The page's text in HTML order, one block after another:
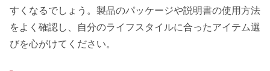
すくなるでしょう。製品のパッケージや説明書の使用方法
をよく確認し、自分のライフスタイルに合ったアイテム選
びを心がけてください。